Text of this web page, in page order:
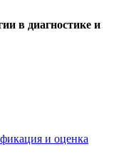
в диагностике и
и оценка